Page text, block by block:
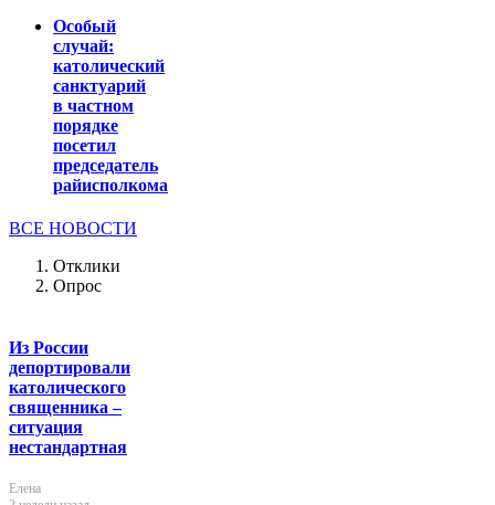
Особый
случай:
католический
санктуарий
в частном
порядке
посетил
председатель
райисполкома
ВСЕ НОВОСТИ
Отклики
Опрос
Из России
депортировали
католического
священника –
ситуация
нестандартная
Елена